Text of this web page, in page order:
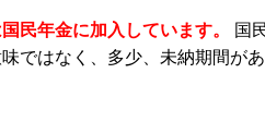
民年金に加入しています。
国
ではなく、多少、未納期間があ